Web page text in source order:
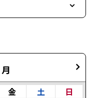
月
金 土
日